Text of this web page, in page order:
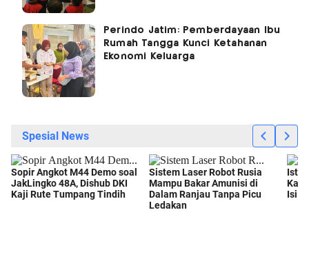
Perindo Jatim: Pemberdayaan Ibu
Rumah Tangga Kunci Ketahanan
Ekonomi Keluarga